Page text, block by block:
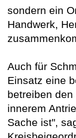
sondern ein
Handwerk,
Auch für
Einsatz eine
betreiben
innerem
Sache ist",